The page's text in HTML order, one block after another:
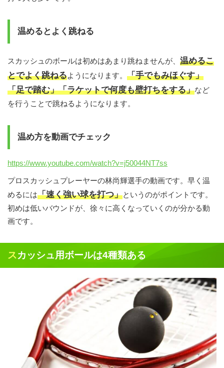
温めるとよく跳ねる
スカッシュのボールは初めはあまり跳ねませんが、 温めるこ
とでよく跳ねるようになります。 「手でもみほぐす」
「足で踏む」「ラケットで何度も壁打ちをする」など
を行うことで跳ねるようになります。
温め方を動画でチェック
https://www.youtube.com/watch?v=j50044NT7ss
プロスカッシュプレーヤーの林尚輝選手の動画です。早く温
めるには「速く強い球を打つ」というのがポイントです。
初めは低いバウンドが、徐々に高くなっていくのが分かる動
画です。
スカッシュ用ボールは4種類ある